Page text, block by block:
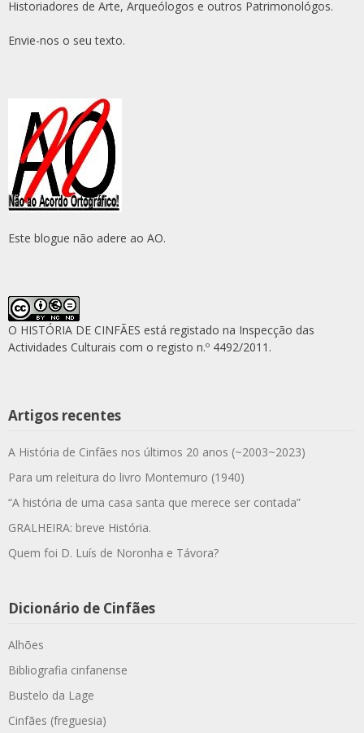
Historiadores de Arte, Arqueólogos e outros Patrimonológos.
Envie-nos o seu texto.
Este blogue não adere ao AO.
O HISTÓRIA DE CINFÃES está registado na Inspecção das
Actividades Culturais com o registo n.º 4492/2011.
Artigos recentes
A História de Cinfães nos últimos 20 anos (~2003~2023)
Para um releitura do livro Montemuro (1940)
“A história de uma casa santa que merece ser contada”
GRALHEIRA: breve História.
Quem foi D. Luís de Noronha e Távora?
Dicionário de Cinfães
Alhões
Bibliografia cinfanense
Bustelo da Lage
Cinfães (freguesia)